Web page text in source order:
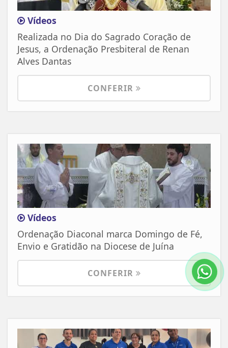
Vídeos
Realizada no Dia do Sagrado Coração de
Jesus, a Ordenação Presbiteral de Renan
Alves Dantas
CONFERIR
Vídeos
Ordenação Diaconal marca Domingo de Fé,
Envio e Gratidão na Diocese de Juína
CONFERIR